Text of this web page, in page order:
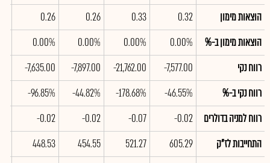
הוצאות מימון
0.32
0.33
0.26
0.26
הוצאות מימון ב-%
0.00%
0.00%
0.00%
0.00%
רווח נקי
-7,577.00
-21,762.00
-7,897.00
-7,635.00
רווח נקי ב-%
-46.55%
-178.68%
-44.82%
-96.85%
רווח למניה בדולרים
-0.02
-0.07
-0.02
-0.02
התחייבות לז"ק
605.29
521.27
454.55
448.53